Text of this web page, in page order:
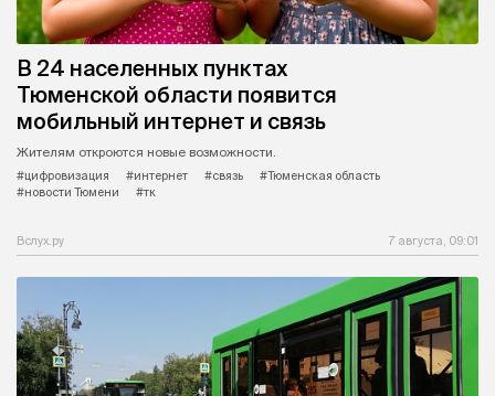
В 24 населенных пунктах
Тюменской области появится
мобильный интернет и связь
Жителям откроются новые возможности.
#цифровизация
#интернет #связь
#Тюменская область
#новости Тюмени
#тк
Вслух.ру 7 августа, 09:01